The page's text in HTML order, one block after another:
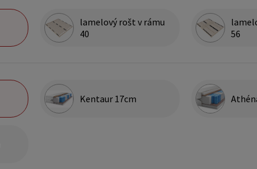
lamelový rošt v rámu
40
56
Kentaur 17cm